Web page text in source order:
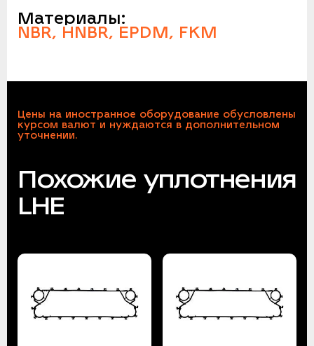
Материалы:
NBR, HNBR, EPDM, FKM
Цены на иностранное оборудование обусловлены
курсом валют и нуждаются в дополнительном
уточнении.
Похожие уплотнения
LHE